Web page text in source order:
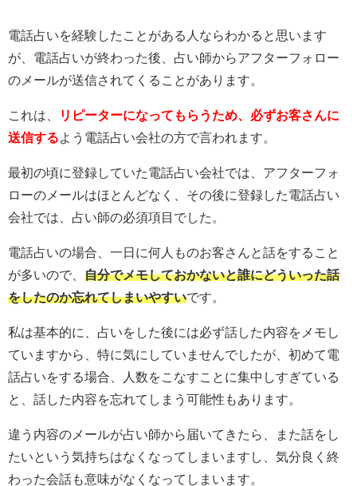
電話占いを経験したことがある人ならわかると思います
が、電話占いが終わった後、占い師からアフターフォロー
のメールが送信されてくることがあります。
これは、
リピーターになってもらうため、必ずお客さんに
送信する よう電話占い会社の方で言われます。
最初の頃に登録していた電話占い会社では、アフターフォ
ローのメールはほとんどなく、その後に登録した電話占い
会社では、占い師の必須項目でした。
電話占いの場合、一日に何人ものお客さんと話をすること
が多いので、 自分でメモしておかないと誰にどういった話
をしたのか忘れてしまいやすいです。
私は基本的に、占いをした後には必ず話した内容をメモし
ていますから、特に気にしていませんでしたが、初めて電
話占いをする場合、人数をこなすことに集中しすぎている
と、話した内容を忘れてしまう可能性もあります。
違う内容のメールが占い師から届いてきたら、また話をし
たいという気持ちはなくなってしまいますし、気分良く終
わった会話も意味がなくなってしまいます。